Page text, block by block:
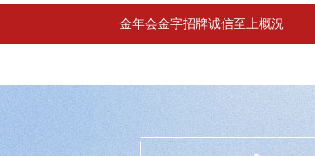
金年会金字招牌诚信至上概況